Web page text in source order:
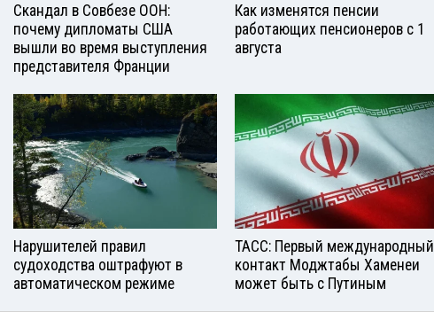
Скандал в Совбезе ООН:
почему дипломаты США
вышли во время выступления
представителя Франции
Как изменятся пенсии
работающих пенсионеров с 1
августа
Нарушителей правил
судоходства оштрафуют в
автоматическом режиме
ТАСС: Первый международный
контакт Моджтабы Хаменеи
может быть с Путиным